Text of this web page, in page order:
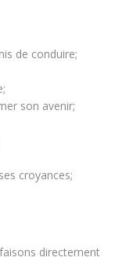
de conduire;
son avenir;
croyances;
directement